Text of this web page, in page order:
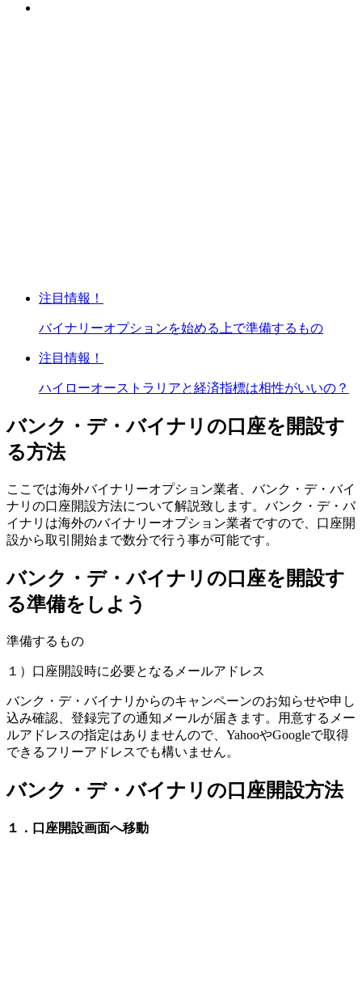
注目情報！
バイナリーオプションを始める上で準備するもの
注目情報！
ハイローオーストラリアと経済指標は相性がいいの？
バンク・デ・バイナリの口座を開設す
る方法
ここでは海外バイナリーオプション業者、バンク・デ・バイ
ナリの口座開設方法について解説致します。バンク・デ・バ
イナリは海外のバイナリーオプション業者ですので、口座開
設から取引開始まで数分で行う事が可能です。
バンク・デ・バイナリの口座を開設す
る準備をしよう
準備するもの
１）口座開設時に必要となるメールアドレス
バンク・デ・バイナリからのキャンペーンのお知らせや申し
込み確認、登録完了の通知メールが届きます。用意するメー
ルアドレスの指定はありませんので、YahooやGoogleで取得
できるフリーアドレスでも構いません。
バンク・デ・バイナリの口座開設方法
１．口座開設画面へ移動